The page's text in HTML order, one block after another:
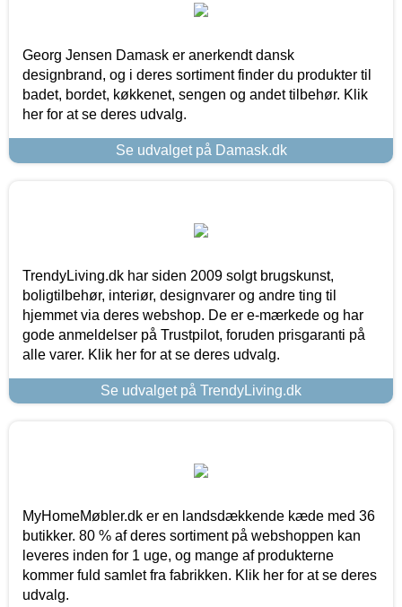
Georg Jensen Damask er anerkendt dansk
designbrand, og i deres sortiment finder du produkter til
badet, bordet, køkkenet, sengen og andet tilbehør. Klik
her for at se deres udvalg.
Se udvalget på Damask.dk
TrendyLiving.dk har siden 2009 solgt brugskunst,
boligtilbehør, interiør, designvarer og andre ting til
hjemmet via deres webshop. De er e-mærkede og har
gode anmeldelser på Trustpilot, foruden prisgaranti på
alle varer. Klik her for at se deres udvalg.
Se udvalget på TrendyLiving.dk
MyHomeMøbler.dk er en landsdækkende kæde med 36
butikker. 80 % af deres sortiment på webshoppen kan
leveres inden for 1 uge, og mange af produkterne
kommer fuld samlet fra fabrikken. Klik her for at se deres
udvalg.